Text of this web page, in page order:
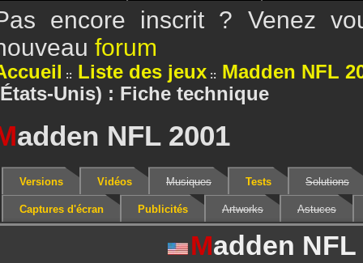
encore inscrit ? Venez
forum
Liste des jeux
Madden NFL
Unis) : Fiche technique
adden NFL 2001
Versions Vidéos Musiques Tests Solutions
Captures d'écran Publicités Artworks Astuces
Madden NFL